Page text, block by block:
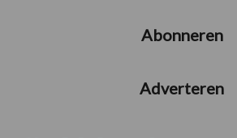
Abonneren
Adverteren